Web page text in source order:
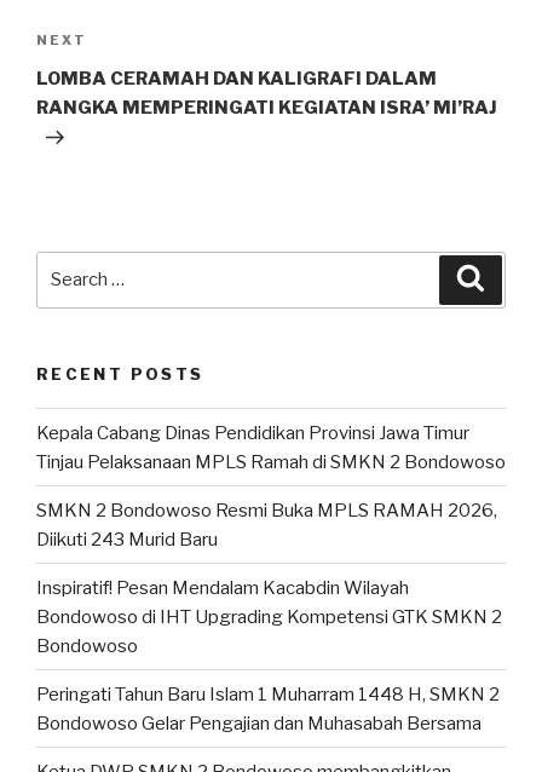
NEXT
LOMBA CERAMAH DAN KALIGRAFI DALAM
RANGKA MEMPERINGATI KEGIATAN ISRA’ MI’RAJ
RECENT POSTS
Kepala Cabang Dinas Pendidikan Provinsi Jawa Timur
Tinjau Pelaksanaan MPLS Ramah di SMKN 2 Bondowoso
SMKN 2 Bondowoso Resmi Buka MPLS RAMAH 2026,
Diikuti 243 Murid Baru
Inspiratif! Pesan Mendalam Kacabdin Wilayah
Bondowoso di IHT Upgrading Kompetensi GTK SMKN 2
Bondowoso
Peringati Tahun Baru Islam 1 Muharram 1448 H, SMKN 2
Bondowoso Gelar Pengajian dan Muhasabah Bersama